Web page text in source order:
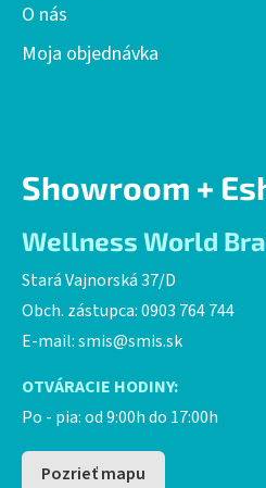
O nás
Moja objednávka
Showroom +
Wellness World
Stará Vajnorská 37/D
Obch. zástupca: 0903 764 744
E-mail:smis@smis.sk
OTVÁRACIE HODINY:
Po - pia: od 9:00h do 17:00h
Pozrieť mapu